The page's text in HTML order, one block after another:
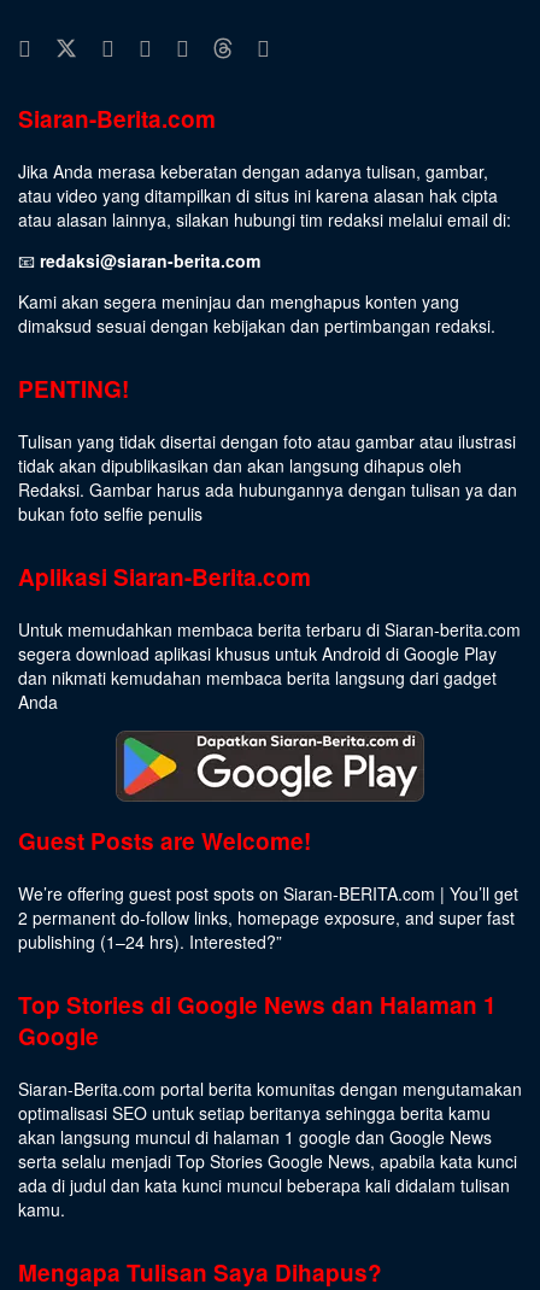
Siaran-Berita.com
Jika Anda merasa keberatan dengan adanya tulisan, gambar,
atau video yang ditampilkan di situs ini karena alasan hak cipta
atau alasan lainnya, silakan hubungi tim redaksi melalui email di:
📧 redaksi@siaran-berita.com
Kami akan segera meninjau dan menghapus konten yang
dimaksud sesuai dengan kebijakan dan pertimbangan redaksi.
PENTING!
Tulisan yang tidak disertai dengan foto atau gambar atau ilustrasi
tidak akan dipublikasikan dan akan langsung dihapus oleh
Redaksi. Gambar harus ada hubungannya dengan tulisan ya dan
bukan foto selfie penulis
Aplikasi Siaran-Berita.com
Untuk memudahkan membaca berita terbaru di Siaran-berita.com
segera download aplikasi khusus untuk Android di Google Play
dan nikmati kemudahan membaca berita langsung dari gadget
Anda
Guest Posts are Welcome!
We’re offering guest post spots on Siaran-BERITA.com | You’ll get
2 permanent do-follow links, homepage exposure, and super fast
publishing (1–24 hrs). Interested?”
Top Stories di Google News dan Halaman 1
Google
Siaran-Berita.com portal berita komunitas dengan mengutamakan
optimalisasi SEO untuk setiap beritanya sehingga berita kamu
akan langsung muncul di halaman 1 google dan Google News
serta selalu menjadi Top Stories Google News, apabila kata kunci
ada di judul dan kata kunci muncul beberapa kali didalam tulisan
kamu.
Mengapa Tulisan Saya Dihapus?